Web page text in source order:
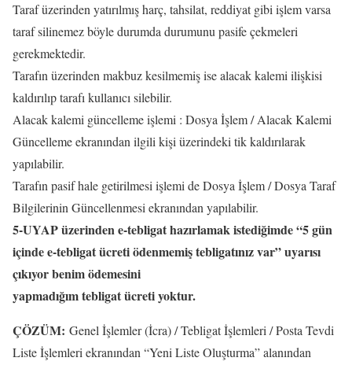
Taraf üzerinden yatırılmış harç, tahsilat, reddiyat gibi işlem varsa
taraf silinemez böyle durumda durumunu pasife çekmeleri
gerekmektedir.
Tarafın üzerinden makbuz kesilmemiş ise alacak kalemi ilişkisi
kaldırılıp tarafı kullanıcı silebilir.
Alacak kalemi güncelleme işlemi : Dosya İşlem / Alacak Kalemi
Güncelleme ekranından ilgili kişi üzerindeki tik kaldırılarak
yapılabilir.
Tarafın pasif hale getirilmesi işlemi de Dosya İşlem / Dosya Taraf
Bilgilerinin Güncellenmesi ekranından yapılabilir.
5-UYAP üzerinden e-tebligat hazırlamak istediğimde “5 gün
içinde e-tebligat ücreti ödenmemiş tebligatınız var” uyarısı
çıkıyor benim ödemesini
yapmadığım tebligat ücreti yoktur.
ÇÖZÜM: Genel İşlemler (İcra) / Tebligat İşlemleri / Posta Tevdi
Liste İşlemleri ekranından “Yeni Liste Oluşturma” alanından